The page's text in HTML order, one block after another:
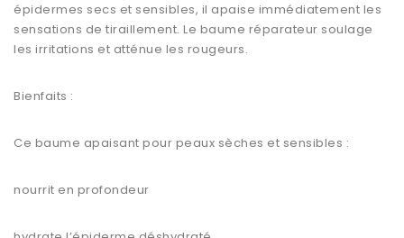
épidermes secs et sensibles, il apaise immédiatement les
sensations de tiraillement. Le baume réparateur soulage
les irritations et atténue les rougeurs.
Bienfaits :
Ce baume apaisant pour peaux sèches et sensibles :
nourrit en profondeur